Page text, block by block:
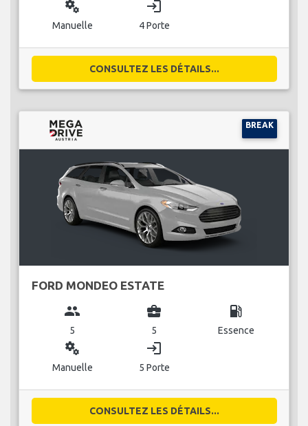
miscellaneous_services
Manuelle
login
4 Porte
CONSULTEZ LES DÉTAILS...
BREAK
FORD MONDEO ESTATE
group
5
business_center
5
local_gas_station
Essence
miscellaneous_services
Manuelle
login
5 Porte
CONSULTEZ LES DÉTAILS...